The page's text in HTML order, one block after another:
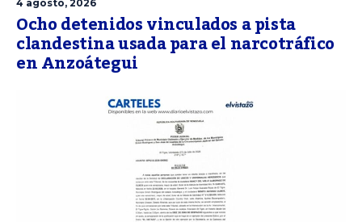
4 agosto, 2026
Ocho detenidos vinculados a pista
clandestina usada para el narcotráfico
en Anzoátegui